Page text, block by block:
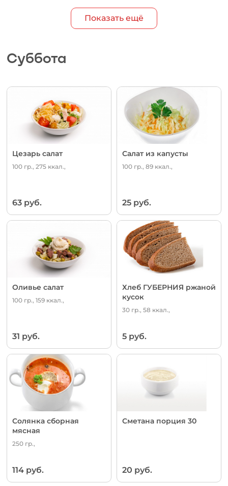
Показать ещё
Суббота
Цезарь салат
100 гр., 275 ккал.,
63 руб.
Салат из капусты
100 гр., 89 ккал.,
25 руб.
Оливье салат
100 гр., 159 ккал.,
31 руб.
Хлеб ГУБЕРНИЯ ржаной
кусок
30 гр., 58 ккал.,
5 руб.
Солянка сборная
мясная
250 гр.,
114 руб.
Сметана порция 30
20 руб.